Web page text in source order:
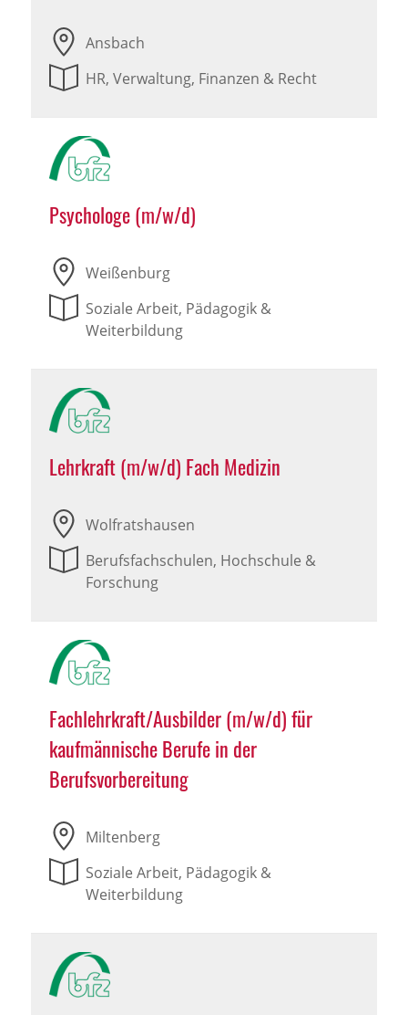
Ansbach
HR, Verwaltung, Finanzen & Recht
Psychologe (m/w/d)
Weißenburg
Soziale Arbeit, Pädagogik &
Weiterbildung
Lehrkraft (m/w/d) Fach Medizin
Wolfratshausen
Berufsfachschulen, Hochschule &
Forschung
Fachlehrkraft/Ausbilder (m/w/d) für
kaufmännische Berufe in der
Berufsvorbereitung
Miltenberg
Soziale Arbeit, Pädagogik &
Weiterbildung